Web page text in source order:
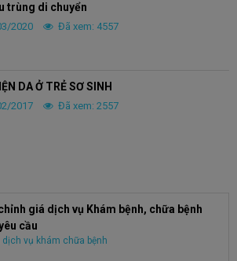
trùng di chuyển
2020 Đã xem: 4557
DA Ở TRẺ SƠ SINH
2017 Đã xem: 2557
giá dịch vụ Khám bệnh, chữa bệnh
cầu
dịch vụ khám chữa bệnh